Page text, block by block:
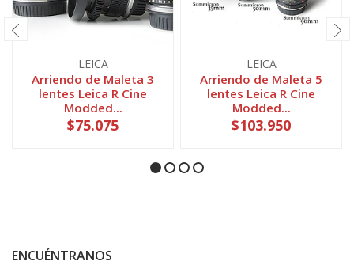
LEICA
Arriendo de Maleta 3
lentes Leica R Cine
Modded...
$75.075
LEICA
Arriendo de Maleta 5
lentes Leica R Cine
Modded...
$103.950
ENCUÉNTRANOS